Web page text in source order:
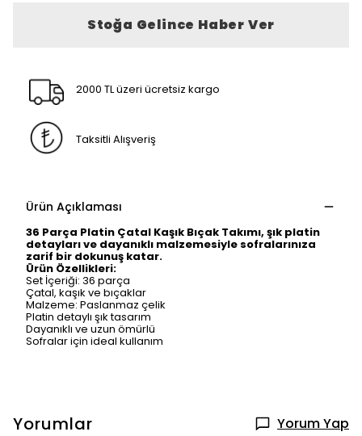
Stoğa Gelince Haber Ver
2000 TL üzeri ücretsiz kargo
Taksitli Alışveriş
Ürün Açıklaması
36 Parça Platin Çatal Kaşık Bıçak Takımı, şık platin
detayları ve dayanıklı malzemesiyle sofralarınıza
zarif bir dokunuş katar.
Ürün Özellikleri:
Set İçeriği: 36 parça
Çatal, kaşık ve bıçaklar
Malzeme: Paslanmaz çelik
Platin detaylı şık tasarım
Dayanıklı ve uzun ömürlü
Sofralar için ideal kullanım
Yorumlar Yorum Yap